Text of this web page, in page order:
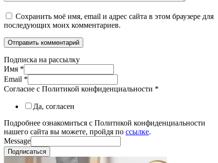
Сохранить моё имя, email и адрес сайта в этом браузере для
последующих моих комментариев.
Подписка на рассылку
Имя *
Email *
Согласие с Политикой конфиденциальности *
Да, согласен
Подробнее ознакомиться с Политикой конфиденциальности
нашего сайта вы можете, пройдя по ссылке.
Message
Подписаться